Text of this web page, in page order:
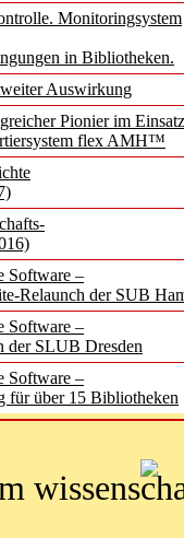
Monitoringsystem
in Bibliotheken.
Auswirkung
Pionier im
flex AMH™
Software –
Relaunch der SUB
Software –
der SLUB Dresden
Software –
für über 15 Bibliotheken
von
Welt
bis
in der
Media